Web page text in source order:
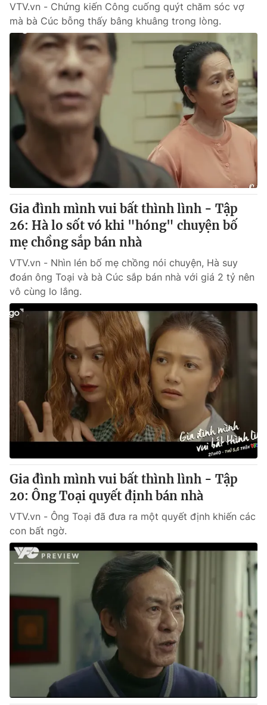
VTV.vn - Chứng kiến Công cuống quýt chăm sóc vợ
mà bà Cúc bỗng thấy bâng khuâng trong lòng.
Gia đình mình vui bất thình lình - Tập
26: Hà lo sốt vó khi "hóng" chuyện bố
mẹ chồng sắp bán nhà
VTV.vn - Nhìn lén bố mẹ chồng nói chuyện, Hà suy
đoán ông Toại và bà Cúc sắp bán nhà với giá 2 tỷ nên
vô cùng lo lắng.
Gia đình mình vui bất thình lình - Tập
20: Ông Toại quyết định bán nhà
VTV.vn - Ông Toại đã đưa ra một quyết định khiến các
con bất ngờ.